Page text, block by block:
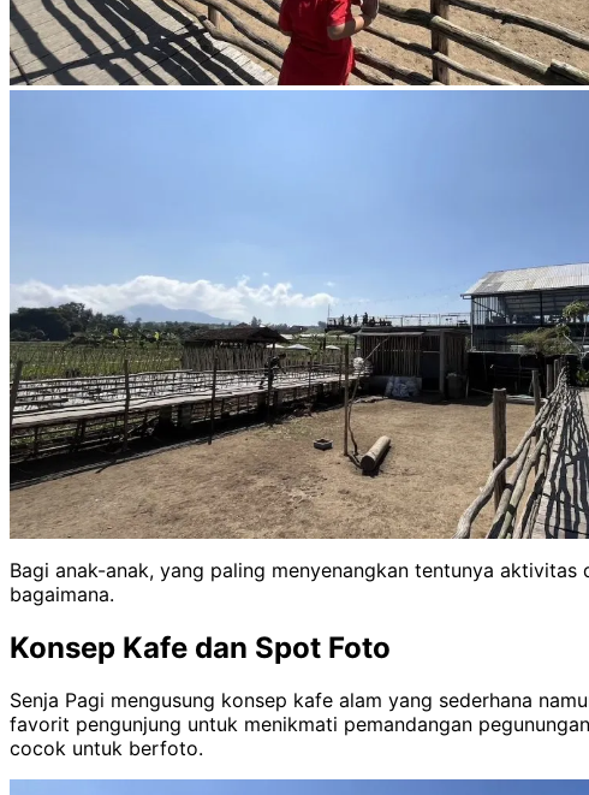
Bagi anak-anak, yang paling menyenangkan tentunya
bagaimana.
Konsep Kafe dan Spot Foto
Senja Pagi mengusung konsep kafe alam yang sederhana
favorit pengunjung untuk menikmati pemandangan
cocok untuk berfoto.